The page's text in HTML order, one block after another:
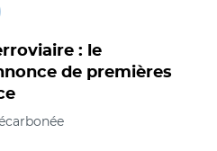
: le
de premières